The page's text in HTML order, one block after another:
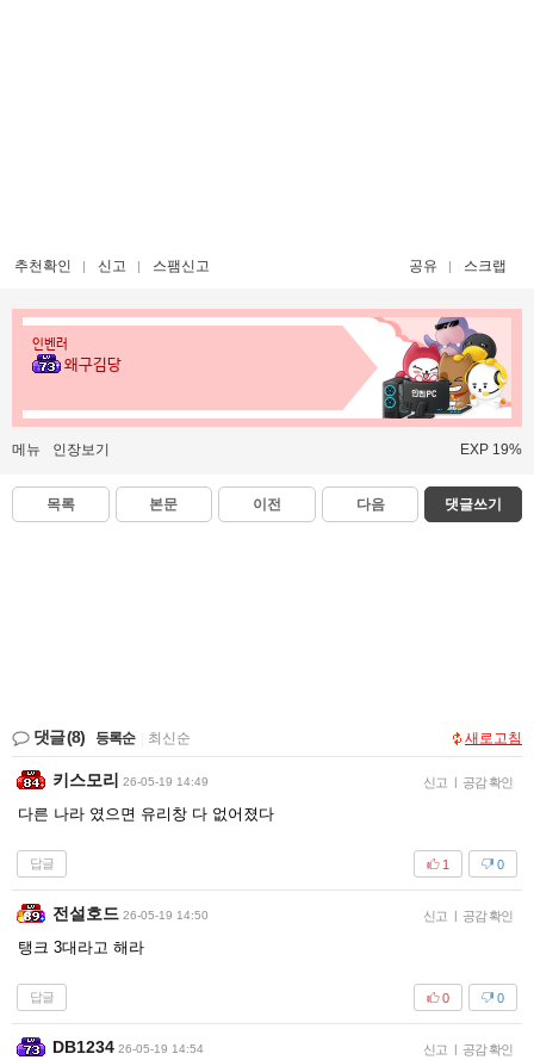
추천확인 신고 스팸신고 공유 스크랩
인벤러
왜구김당
메뉴 인장보기 EXP 19%
목록 본문 이전 다음 댓글쓰기
댓글(8) 등록순 최신순 새로고침
키스모리 26-05-19 14:49 신고 공감 확인
다른 나라 였으면 유리창 다 없어졌다
답글 0
1
전설호드 26-05-19 14:50 신고 공감 확인
탱크 3대라고 해라
답글 0
0
DB1234 26-05-19 14:54 신고 공감 확인